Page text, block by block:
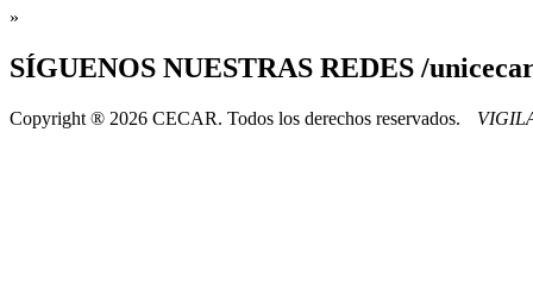
»
SÍGUENOS NUESTRAS REDES /
Copyright ® 2026 CECAR. Todos los derechos reservados.